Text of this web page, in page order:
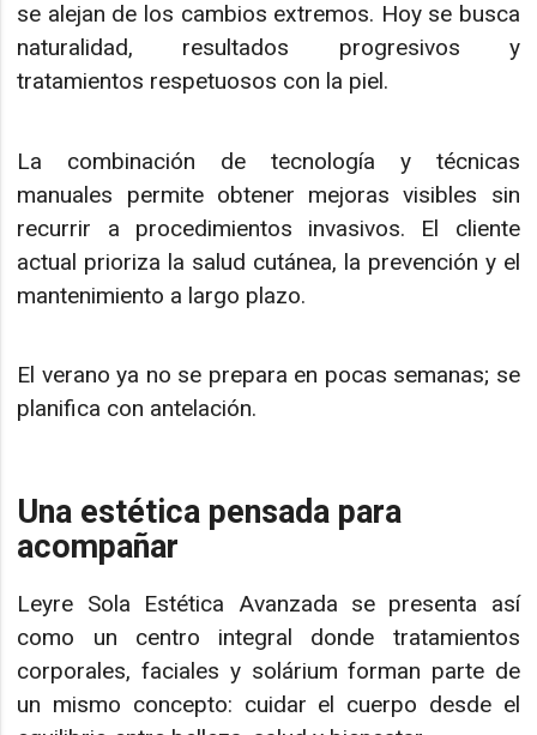
se alejan de los cambios extremos. Hoy se busca
naturalidad, resultados progresivos y
tratamientos respetuosos con la piel.
La combinación de tecnología y técnicas
manuales permite obtener mejoras visibles sin
recurrir a procedimientos invasivos. El cliente
actual prioriza la salud cutánea, la prevención y el
mantenimiento a largo plazo.
El verano ya no se prepara en pocas semanas; se
planifica con antelación.
Una estética pensada para
acompañar
Leyre Sola Estética Avanzada se presenta así
como un centro integral donde tratamientos
corporales, faciales y solárium forman parte de
un mismo concepto: cuidar el cuerpo desde el